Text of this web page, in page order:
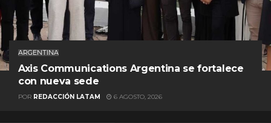
ARGENTINA
Axis Communications Argentina se fortalece
con nueva sede
POR REDACCIÓN LATAM 6 AGOSTO, 2026